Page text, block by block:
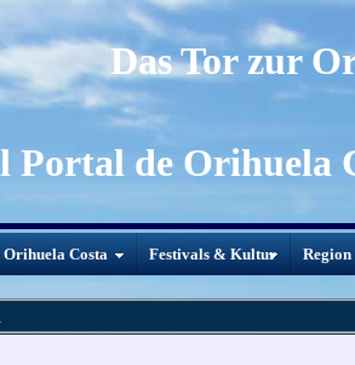
Das Tor zur
Portal de Orihuela
Orihuela Costa Festivals & Kultur Region